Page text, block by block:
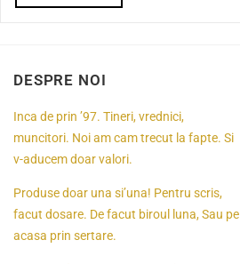
DESPRE NOI
Inca de prin ’97. Tineri, vrednici,
muncitori. Noi am cam trecut la fapte. Si
v-aducem doar valori.
Produse doar una si’una! Pentru scris,
facut dosare. De facut biroul luna, Sau pe
acasa prin sertare.